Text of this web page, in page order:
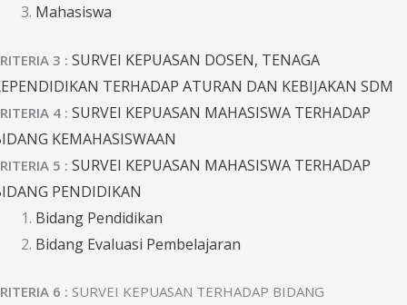
Mahasiswa
3 : SURVEI KEPUASAN DOSEN, TENAGA
TERHADAP ATURAN DAN KEBIJAKAN SDM
4 : SURVEI KEPUASAN MAHASISWA TERHADAP
KEMAHASISWAAN
5 : SURVEI KEPUASAN MAHASISWA TERHADAP
PENDIDIKAN
Bidang Pendidikan
Bidang Evaluasi Pembelajaran
6 : SURVEI KEPUASAN TERHADAP BIDANG